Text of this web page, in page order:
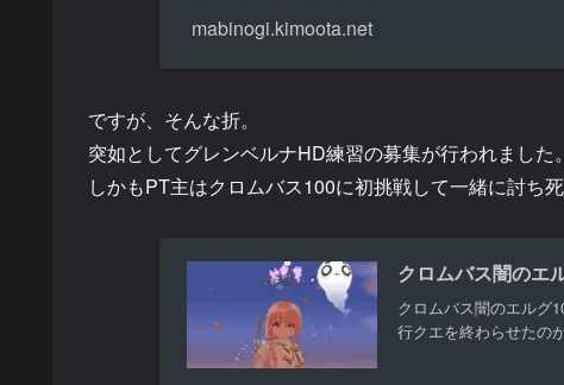
mabinogi.kimoota.net
ですが、そんな折。
突如としてグレンベルナHD練習の募集が行われました。
しかもPT主はクロムバス100に初挑戦して一緒に討ち死
クロムバス闇のエ
クロムバス闇のエルグ
行クエを終わらせたの